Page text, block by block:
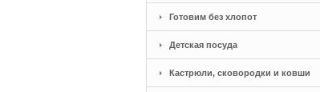
Готовим без хлопот
Детская посуда
Кастрюли, сковородки и ковши